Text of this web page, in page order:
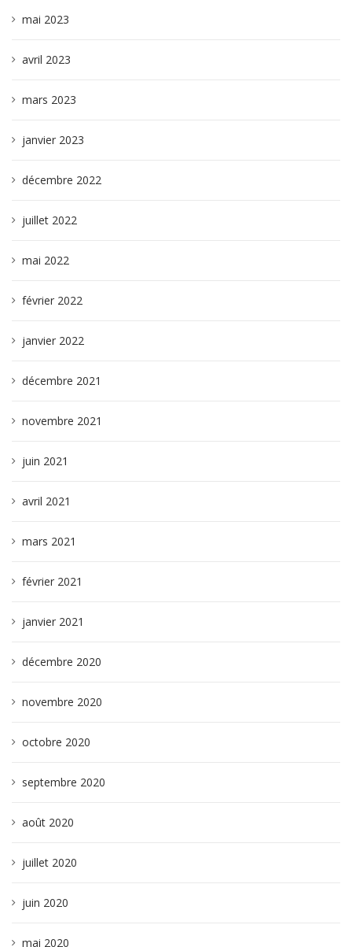
mai 2023
avril 2023
mars 2023
janvier 2023
décembre 2022
juillet 2022
mai 2022
février 2022
janvier 2022
décembre 2021
novembre 2021
juin 2021
avril 2021
mars 2021
février 2021
janvier 2021
décembre 2020
novembre 2020
octobre 2020
septembre 2020
août 2020
juillet 2020
juin 2020
mai 2020